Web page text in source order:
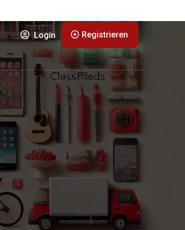
Login Registrieren